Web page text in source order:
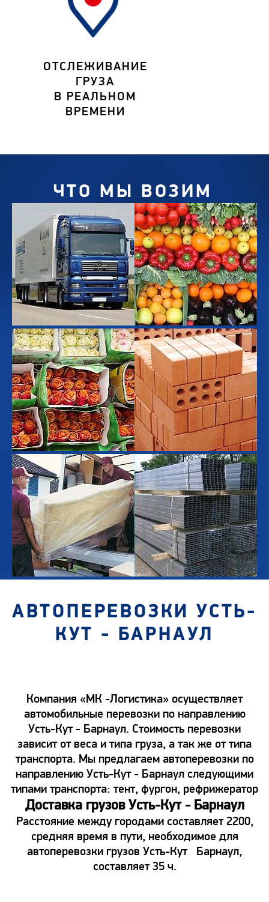
ОТСЛЕЖИВАНИЕ
ГРУЗА
В РЕАЛЬНОМ
ВРЕМЕНИ
ЧТО МЫ ВОЗИМ
АВТОПЕРЕВОЗКИ УСТЬ-
КУТ - БАРНАУЛ
Компания «МК -Логистика» осуществляет
автомобильные перевозки по направлению
Усть-Кут - Барнаул. Стоимость перевозки
зависит от веса и типа груза, а так же от типа
транспорта. Мы предлагаем автоперевозки по
направлению Усть-Кут - Барнаул следующими
типами транспорта: тент, фургон, рефрижератор
Доставка грузов Усть-Кут - Барнаул
Расстояние между городами составляет 2200,
средняя время в пути, необходимое для
автоперевозки грузов Усть-Кут Барнаул,
составляет 35 ч.